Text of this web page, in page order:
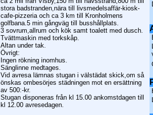
stora badstranden,nära till livsmedelsaffär-kiosk-
cafe-pizzeria och ca 3 km till Kronholmens
golfbana.5 min gångväg till busshållplats.
3 sovrum,allrum och kök samt toalett med dusch.
Tvättmaskin med torkskåp.
Altan under tak.
Övrigt:
Ingen rökning inomhus.
Sänglinne medtages.
Vid avresa lämnas stugan i välstädat skick,om så
önskas ombesörjes städningen mot en ersättning
av 500:-kr.
Stugan disponeras från kl 15.00 ankomstdagen till
kl 12.00 avresedagen.